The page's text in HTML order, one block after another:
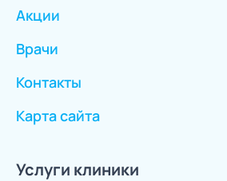
Акции
Врачи
Контакты
Карта сайта
Услуги клиники